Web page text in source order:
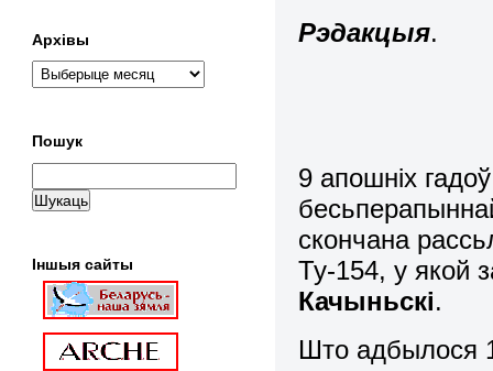
Рэдакцыя.
9 апошніх
скончана
Ту-154, у якой
Качыньскі.
Што адбылося
Архівы
Пошук
Іншыя сайты